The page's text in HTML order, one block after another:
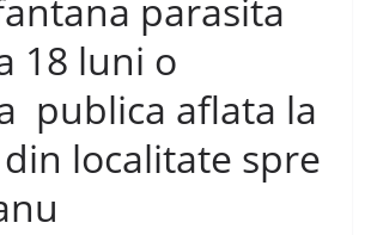
parasita
18 luni o
publica aflata la
localitate spre